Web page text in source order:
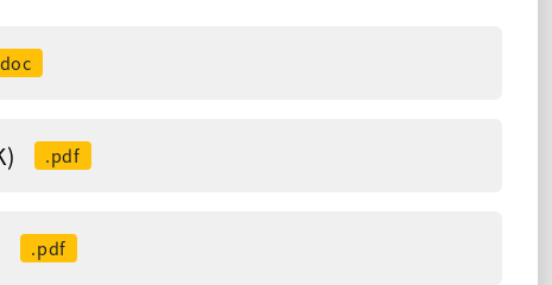
.pdf
.pdf